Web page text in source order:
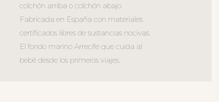
colchón arriba o colchón abajo.
Fabricada en España con materiales
certificados libres de sustancias nocivas.
El fondo marino Arrecife que cuida al
bebé desde los primeros viajes.